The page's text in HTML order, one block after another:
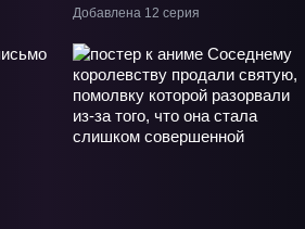
герцогини» ТВ-1
Добавлена 12 серия